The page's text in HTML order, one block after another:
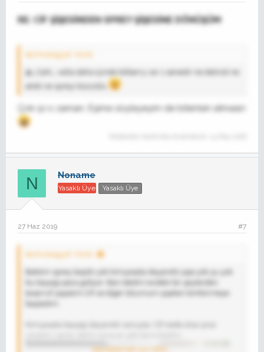
RE: CİF ŞİŞESİNDEN SPREY ŞİŞESİNE DÖNÜŞÜM
technologyst' Alıntı:
@_CaN_ valla daha içinde bilberry var 1 senedir ne delindi ne
akıttı ne spreyi bozuldu
Çok iyi o zaman. Eşime söyleyeyim de bitenleri atmasın
N Noname
Yasaklı Üye Yasaklı Üye
27 Haz 2019 #7
technologyst' Alıntı:
Baktım sprey başlık yok kimyasala dayanıklı şişe yok şu yok
bu bayağı para gidiyor. Bari dedim evdeki bir şeylerden
tasarruf yapalım Cif ve diğer bilumum şişeleri biriktirmeye
başladım.
Genişletmek için tıkla ...